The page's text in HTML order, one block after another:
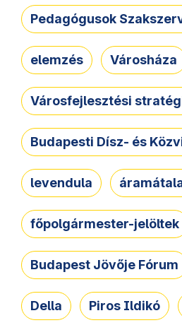
Pedagógusok
elemzés Városháza
Városfejlesztési
Budapesti Dísz- és
levendula
főpolgármester-jelöltek
Budapest Jövője Fórum
Della Piros Ildikó